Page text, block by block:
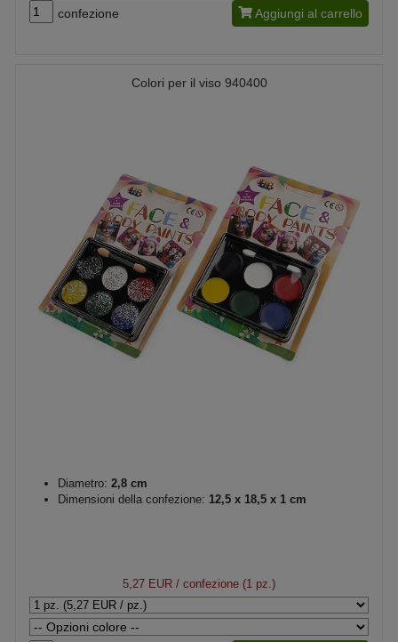
confezione Aggiungi al carrello
Colori per il viso 940400
Diametro: 2,8 cm
Dimensioni della confezione: 12,5 x 18,5 x 1 cm
5,27 EUR / confezione (1 pz.)